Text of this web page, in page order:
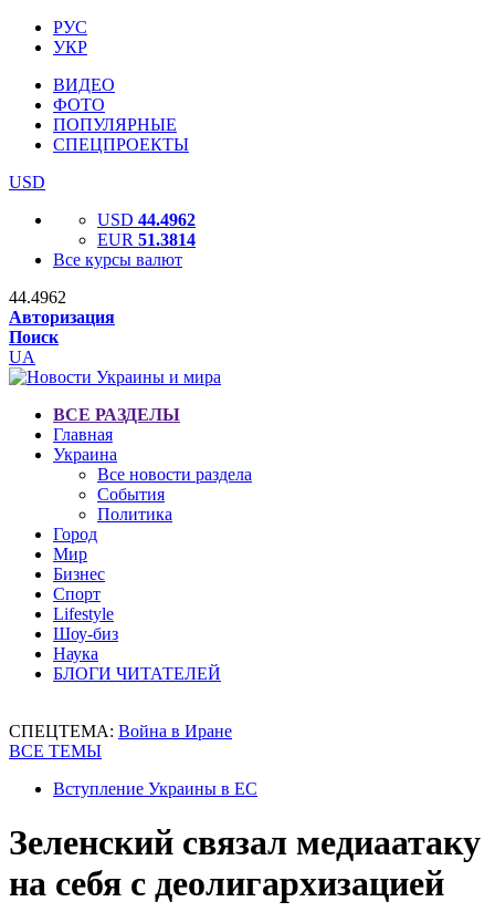
РУС
УКР
ВИДЕО
ФОТО
ПОПУЛЯРНЫЕ
СПЕЦПРОЕКТЫ
USD
USD 44.4962
EUR 51.3814
Все курсы валют
44.4962
Авторизация
Поиск
UA
ВСЕ РАЗДЕЛЫ
Главная
Украина
Все новости раздела
События
Политика
Город
Мир
Бизнес
Спорт
Lifestyle
Шоу-биз
Наука
БЛОГИ ЧИТАТЕЛЕЙ
СПЕЦТЕМА: Война в Иране
ВСЕ ТЕМЫ
Вступление Украины в ЕС
Зеленский связал медиаатаку
на себя с деолигархизацией